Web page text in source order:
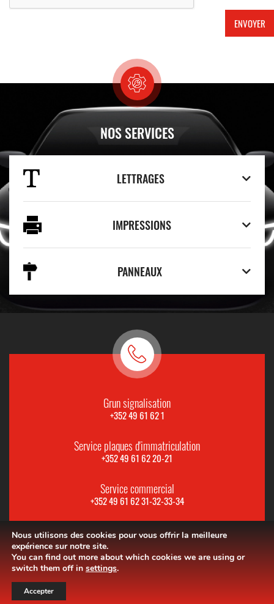
NOS SERVICES
LETTRAGES
IMPRESSIONS
PANNEAUX
Grun signalisation
+352 49 61 62 1
Service plaques d'immatriculation
+352 49 61 62 20-21
Service commercial
+352 49 61 62 31-32-33-34
Nous utilisons des cookies pour vous offrir la meilleure
expérience sur notre site.
You can find out more about which cookies we are using or
switch them off in settings.
Accepter